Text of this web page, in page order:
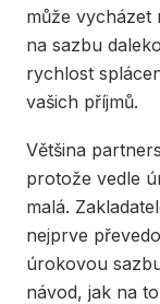
může vycházet
na sazbu
rychlost
vašich příjmů.
Většina
protože vedle
malá.
nejprve
úrokovou
návod, jak na